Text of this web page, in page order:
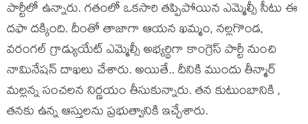
పార్టీలో ఉన్నారు. గ‌తంలో ఒక‌సారి త‌ప్పిపోయిన ఎమ్మెల్సీ సీటు ఈ
ద‌ఫా ద‌క్కింది. దీంతో తాజాగా ఆయ‌న ఖమ్మం, నల్లగొండ,
వరంగల్ గ్రాడ్యుయేట్ ఎమ్మెల్సీ అభ్యర్థిగా కాంగ్రెస్ పార్టీ నుంచి
నామినేషన్ దాఖలు చేశారు. అయితే.. దీనికి ముందు తీన్మార్
మ‌ల్ల‌న్న సంచ‌ల‌న నిర్ణ‌యం తీసుకున్నారు. త‌న కుటుంబానికి ,
త‌న‌కు ఉన్న ఆస్తుల‌ను ప్ర‌భుత్వానికి ఇచ్చేశారు.